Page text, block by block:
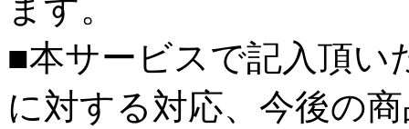
ます。
■本サービスで記入頂い
に対する対応、今後の